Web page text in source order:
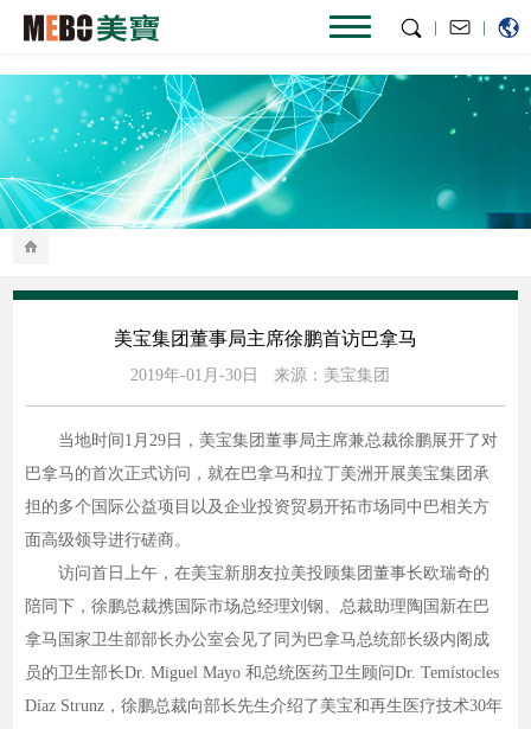
|
|
美宝集团董事局主席徐鹏首访巴拿马
2019年-01月-30日 来源：美宝集团
当地时间1月29日，美宝集团董事局主席兼总裁徐鹏展开了对
巴拿马的首次正式访问，就在巴拿马和拉丁美洲开展美宝集团承
担的多个国际公益项目以及企业投资贸易开拓市场同中巴相关方
面高级领导进行磋商。
访问首日上午，在美宝新朋友拉美投顾集团董事长欧瑞奇的
陪同下，徐鹏总裁携国际市场总经理刘钢、总裁助理陶国新在巴
拿马国家卫生部部长办公室会见了同为巴拿马总统部长级内阁成
员的卫生部长Dr. Miguel Mayo 和总统医药卫生顾问Dr. Temístocles
Díaz Strunz，徐鹏总裁向部长先生介绍了美宝和再生医疗技术30年